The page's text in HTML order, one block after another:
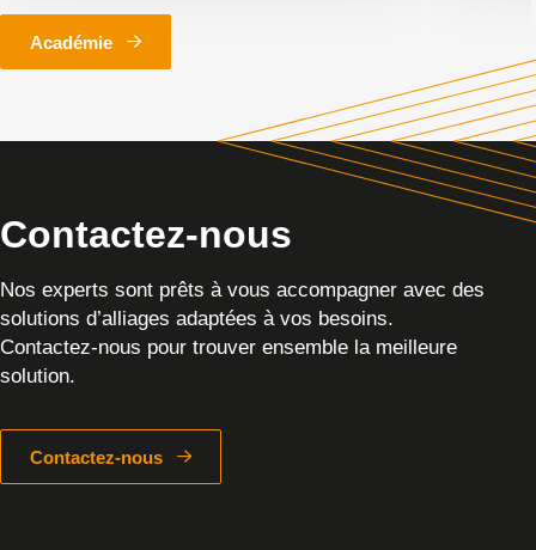
Académie
Contactez-nous
Nos experts sont prêts à vous accompagner avec des
solutions d’alliages adaptées à vos besoins.
Contactez-nous pour trouver ensemble la meilleure
solution.
Contactez-nous